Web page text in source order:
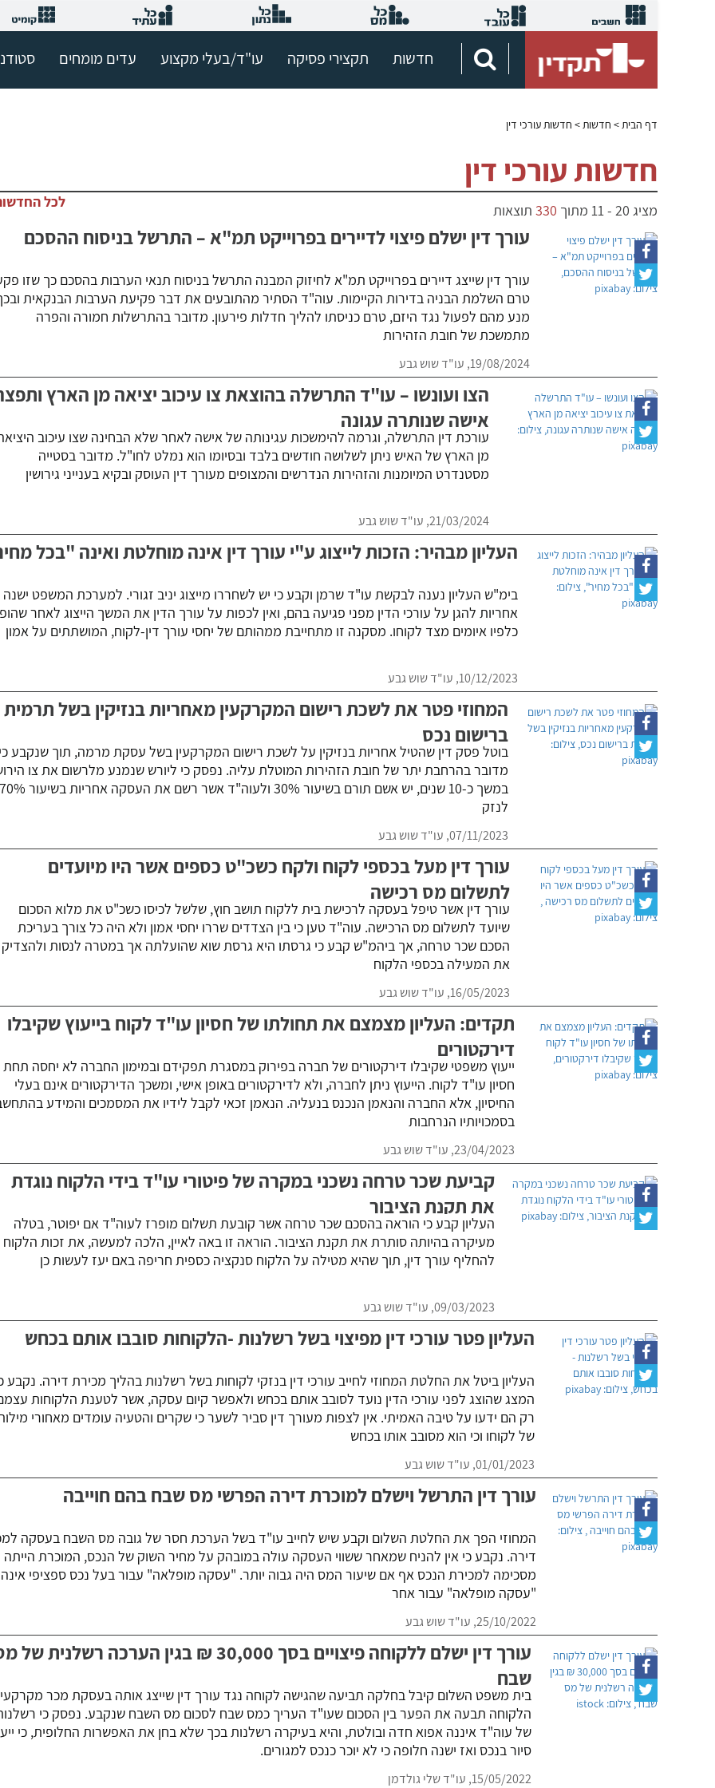
חדשות תקצירי פסיקה עו"ד/בעלי מקצוע עדים מומחים
דף הבית> חדשות > חדשות עורכי דין
חדשות עורכי דין
לכל מציג 20
-
11 מתוך 330 תוצאות
עורך דין ישלם פיצוי לדיירים בפרוייקט תמ"א – התרשל בניסוח ההסכם
עורך דין שייצג דיירים בפרוייקט תמ"א לחיזוק המבנה התרשל בניסוח תנאי הערבות בהסכם כך שזו
טרם השלמת הבניה בדירות הקיימות. עוה"ד הסתיר מהתובעים את דבר פקיעת הערבות הבנקאית
מנע מהם לפעול נגד היזם, טרם כניסתו להליך חדלות פירעון. מדובר בהתרשלות חמורה והפרה
מתמשכת של חובת הזהירות
19/08/2024, עו"ד שוש גבע
הצו ועונשו – עו"ד התרשלה בהוצאת צו עיכוב יציאה מן הארץ
אישה שנותרה עגונה
עורכת דין התרשלה, וגרמה להימשכות עגינותה של אישה לאחר שלא הבחינה שצו עיכוב
מן הארץ של האיש ניתן לשלושה חודשים בלבד ובסיומו הוא נמלט לחו"ל. מדובר בסטייה
מסטנדרט המיומנות והזהירות הנדרשים והמצופים מעורך דין העוסק ובקיא בענייני גירושין
21/03/2024, עו"ד שוש גבע
העליון מבהיר: הזכות לייצוג ע"י עורך דין אינה מוחלטת ואינה "בכל
בימ"ש העליון נענה לבקשת עו"ד שרמן וקבע כי יש לשחררו מייצוג יניב זגורי. למערכת המשפט ישנה
אחריות להגן על עורכי הדין מפני פגיעה בהם, ואין לכפות על עורך הדין את המשך הייצוג לאחר
כלפיו איומים מצד לקוחו. מסקנה זו מתחייבת ממהותם של יחסי עורך דין-לקוח, המושתתים על אמון
10/12/2023, עו"ד שוש גבע
המחוזי פטר את לשכת רישום המקרקעין מאחריות בנזיקין בשל תרמית
ברישום נכס
בוטל פסק דין שהטיל אחריות בנזיקין על לשכת רישום המקרקעין בשל עסקת מרמה, תוך שנקבע
מדובר בהרחבת יתר של חובת הזהירות המוטלת עליה. נפסק כי ליורש שנמנע מלרשום את צו
במשך כ-10 שנים, יש אשם תורם בשיעור 30% ולעוה"ד אשר רשם את העסקה אחריות בשיעור 70%
לנזק
07/11/2023, עו"ד שוש גבע
עורך דין מעל בכספי לקוח ולקח כשכ"ט כספים אשר היו מיועדים
לתשלום מס רכישה
עורך דין אשר טיפל בעסקה לרכישת בית ללקוח תושב חוץ, שלשל לכיסו כשכ"ט את מלוא הסכום
שיועד לתשלום מס הרכישה. עוה"ד טען כי בין הצדדים שררו יחסי אמון ולא היה כל צורך בעריכת
הסכם שכר טרחה, אך ביהמ"ש קבע כי גרסתו היא גרסת שוא שהועלתה אך במטרה לנסות ולהצדיק
את המעילה בכספי הלקוח
16/05/2023, עו"ד שוש גבע
תקדים: העליון מצמצם את תחולתו של חסיון עו"ד לקוח בייעוץ שקיבלו
דירקטורים
ייעוץ משפטי שקיבלו דירקטורים של חברה בפירוק במסגרת תפקידם ובמימון החברה לא יחסה תחת
חסיון עו"ד לקוח. הייעוץ ניתן לחברה, ולא לדירקטורים באופן אישי, ומשכך הדירקטורים אינם בעלי
החיסיון, אלא החברה והנאמן הנכנס בנעליה. הנאמן זכאי לקבל לידיו את המסמכים והמידע
בסמכויותיו הנרחבות
23/04/2023, עו"ד שוש גבע
קביעת שכר טרחה נשכני במקרה של פיטורי עו"ד בידי הלקוח נוגדת
את תקנת הציבור
העליון קבע כי הוראה בהסכם שכר טרחה אשר קובעת תשלום מופרז לעוה"ד אם יפוטר, בטלה
מעיקרה בהיותה סותרת את תקנת הציבור. הוראה זו באה לאיין, הלכה למעשה, את זכות הלקוח
להחליף עורך דין, תוך שהיא מטילה על הלקוח סנקציה כספית חריפה באם יעז לעשות כן
09/03/2023, עו"ד שוש גבע
העליון פטר עורכי דין מפיצוי בשל רשלנות -הלקוחות סובבו אותם בכחש
העליון ביטל את החלטת המחוזי לחייב עורכי דין בנזקי לקוחות בשל רשלנות בהליך מכירת דירה. נקבע
המצג שהוצג לפני עורכי הדין נועד לסובב אותם בכחש ולאפשר קיום עסקה, אשר לטענת הלקוחות
רק הם ידעו על טיבה האמיתי. אין לצפות מעורך דין סביר לשער כי שקרים והטעיה עומדים מאחורי
של לקוחו וכי הוא מסובב אותו בכחש
01/01/2023, עו"ד שוש גבע
עורך דין התרשל וישלם למוכרת דירה הפרשי מס שבח בהם חוייבה
המחוזי הפך את החלטת השלום וקבע שיש לחייב עו"ד בשל הערכת חסר של גובה מס השבח בעסקה
דירה. נקבע כי אין להניח שמאחר ששווי העסקה עולה במובהק על מחיר השוק של הנכס, המוכרת הייתה
מסכימה למכירת הנכס אף אם שיעור המס היה גבוה יותר. "עסקה מופלאה" עבור בעל נכס ספציפי אינה
"עסקה מופלאה" עבור אחר
25/10/2022, עו"ד שוש גבע
עורך דין ישלם ללקוחה פיצויים בסך 30,000 ₪ בגין הערכה רשלנית
שבח
בית משפט השלום קיבל בחלקה תביעה שהגישה לקוחה נגד עורך דין שייצג אותה בעסקת מכר
הלקוחה תבעה את הפער בין הסכום שעו"ד העריך כמס שבח לסכום מס השבח שנקבע. נפסק כי
של עוה"ד איננה אפוא חדה ובולטת, והיא בעיקרה רשלנות בכך שלא בחן את האפשרות החלופית, כי
סיור בנכס ואז ישנה חלופה כי לא יוכר כנכס למגורים.
15/05/2022, עו"ד שלי גולדמן